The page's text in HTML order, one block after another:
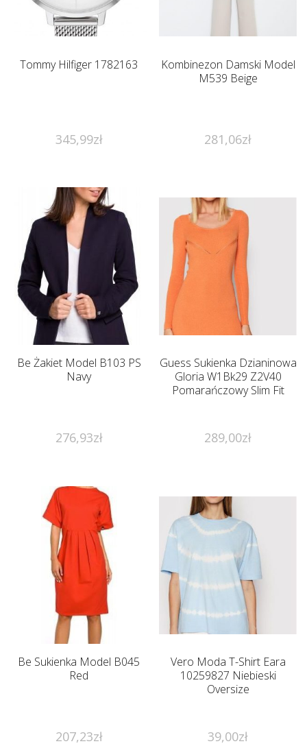
Tommy Hilfiger 1782163
345,99zł
Kombinezon Damski Model
M539 Beige
281,06zł
Be Żakiet Model B103 PS
Navy
276,93zł
Guess Sukienka Dzianinowa
Gloria W1Bk29 Z2V40
Pomarańczowy Slim Fit
289,00zł
Be Sukienka Model B045
Red
207,23zł
Vero Moda T-Shirt Eara
10259827 Niebieski
Oversize
39,00zł